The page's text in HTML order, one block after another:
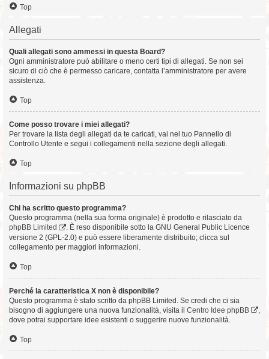
Top
Allegati
Quali allegati sono ammessi in questa Board?
Ogni amministratore può abilitare o meno certi tipi di allegati. Se non sei
sicuro di ciò che è permesso caricare, contatta l’amministratore per avere
assistenza.
Top
Come posso trovare i miei allegati?
Per trovare la lista degli allegati da te caricati, vai nel tuo Pannello di
Controllo Utente e segui i collegamenti nella sezione degli allegati.
Top
Informazioni su phpBB
Chi ha scritto questo programma?
Questo programma (nella sua forma originale) è prodotto e rilasciato da
phpBB Limited
. È reso disponibile sotto la GNU General Public Licence
versione 2 (GPL-2.0) e può essere liberamente distribuito; clicca sul
collegamento per maggiori informazioni.
Top
Perché la caratteristica X non è disponibile?
Questo programma è stato scritto da phpBB Limited. Se credi che ci sia
bisogno di aggiungere una nuova funzionalità, visita il Centro Idee phpBB
dove potrai supportare idee esistenti o suggerire nuove funzionalità.
Top